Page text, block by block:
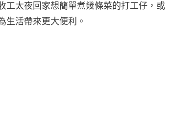
工太夜回家想簡單煮幾條菜的打工仔，或
生活帶來更大便利。